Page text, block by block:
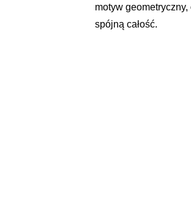
motyw
spójną całość.